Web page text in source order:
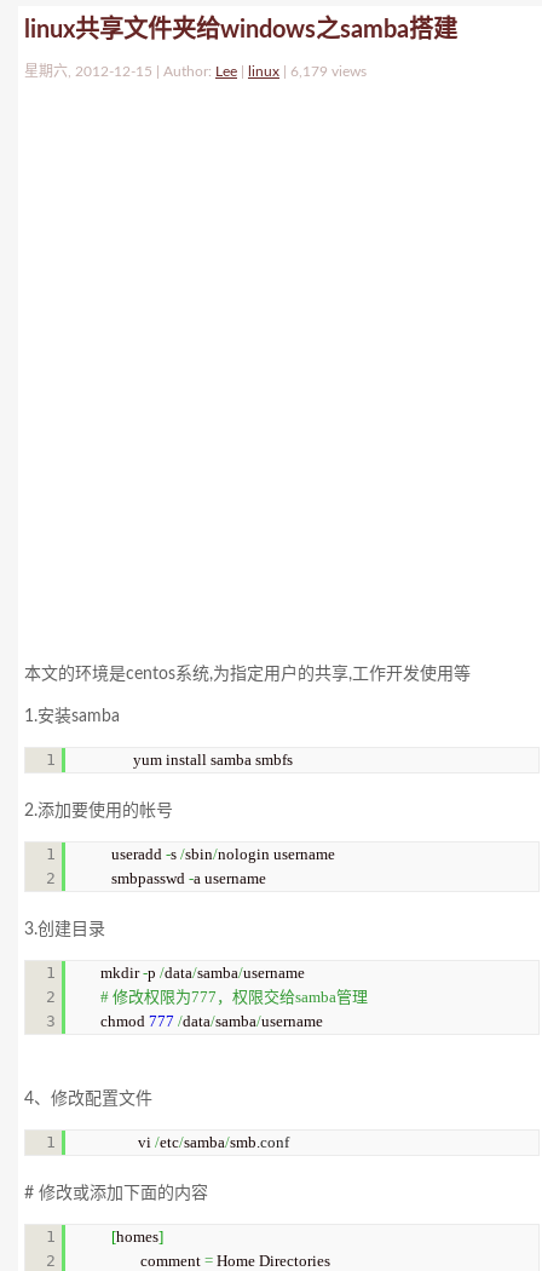
linux共享文件夹给windows之samba搭建
星期六, 2012-12-15 | Author: Lee linux 6,179 views
本文的环境是centos系统,为指定用户的共享,工作开发使用等
1.安装samba
yum install samba smbfs
2.添加要使用的帐号
1
useradd -s /sbin/nologin username
smbpasswd -a username
3.创建目录
1
2
mkdir -p /data/samba/
# 修改权限为777，权限交给samba管理
chmod 777 /data/samba/username
4、修改配置文件
vi /etc/samba/smb.conf
# 修改或添加下面的内容
1
2
[homes]
        comment
= Home Directories